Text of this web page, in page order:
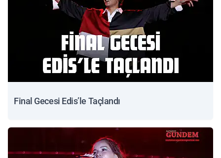
Final Gecesi Edis’le Taçlandı